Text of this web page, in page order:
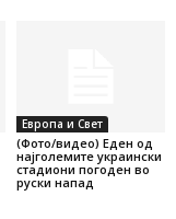
Европа и Свет
(Фото/видео) Еден од
најголемите украински
стадиони погоден во
руски напад